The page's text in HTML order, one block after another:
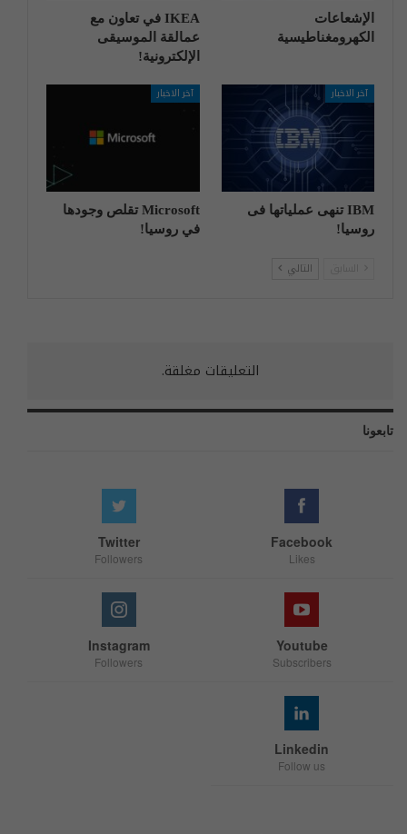
الإشعاعات
الكهرومغناطيسية
IKEA في تعاون مع
عمالقة الموسيقى
الإلكترونية!
آخر الاخبار
IBM تنهی عملیاتها فی
روسیا!
آخر الاخبار
Microsoft تقلص وجودها
في روسيا!
التالي
التعليقات مغلقة.
تابعونا
Facebook
Likes
Twitter
Followers
Youtube
Subscribers
Instagram
Followers
Linkedin
Follow us